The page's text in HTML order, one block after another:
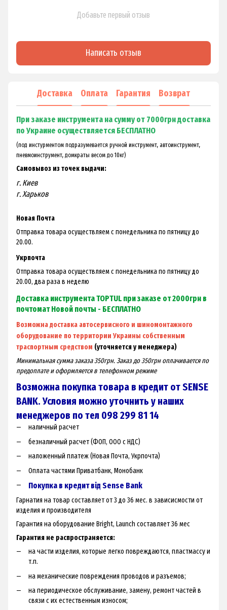
Добавьте первый отзыв
Написать отзыв
Доставка Оплата Гарантия Возврат
При заказе инструмента на сумму от 7000грн доставка
по Украине осуществляется БЕСПЛАТНО
(под инстурментом подразумевается ручной инструмент, автоинструмент,
пневмоинструмент, домкраты весом до 10кг)
Самовывоз из точек выдачи:
г. Киев
г. Харьков
Новая Почта
Отправка товара осуществляем с понедельника по пятницу до
20.00.
Укрпочта
Отправка товара осуществляем с понедельника по пятницу до
20.00, два раза в неделю
Доставка инструмента TOPTUL при заказе от 2000грн в
почтомат Новой почты - БЕСПЛАТНО
Возможна доставка автосервисного и шиномонтажного
оборудование по территории Украины собственным
траспортным средством (уточняется у менеджера)
Минимальная сумма заказа 350грн. Заказ до 350грн оплачивается по
предоплате и оформляется в телефонном режиме
Возможна покупка товара в кредит от SENSE
BANK. Условия можно уточнить у наших
менеджеров по тел 098 299 81 14
наличный расчет
безналичный расчет (ФОП, ООО с НДС)
наложенный платеж (Новая Почта, Укрпочта)
Оплата частями Приватбанк, Монобанк
Покупка в кредит від Sense Bank
Гарнатия на товар составляет от 3 до 36 мес. в зависисмости от
изделия и производителя
Гарантия на оборудование Bright, Launch составляет 36 мес
Гарантия не распространяется:
на части изделия, которые легко повреждаются, пластмассу и
т.п.
на механические повреждения проводов и разъемов;
на периодическое обслуживание, замену, ремонт частей в
связи с их естественным износом;